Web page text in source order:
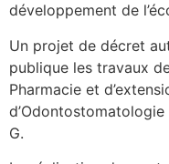
développement de
Un projet de décret
publique les travaux
Pharmacie et
G.